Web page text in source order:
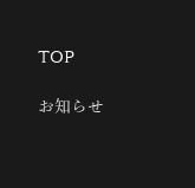
TOP
お知らせ